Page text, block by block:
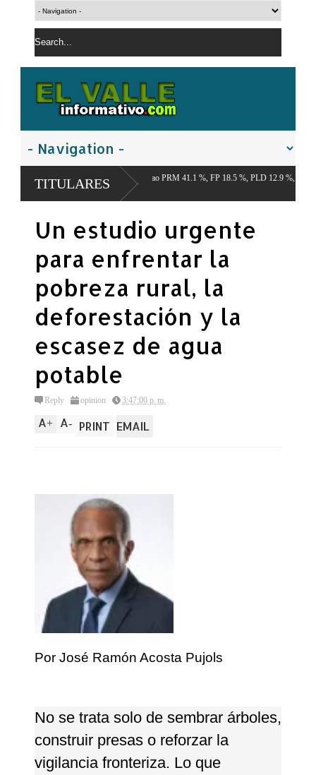
TITULARES
del Cibao PRM 41.1 %, FP 18.5 %, PLD 12.9 %,
Un estudio urgente
para enfrentar la
pobreza rural, la
deforestación y la
escasez de agua
potable
Reply opinion 3:47:00 p. m.
A+ A- PRINT EMAIL
Por José Ramón Acosta Pujols
No se trata solo de sembrar árboles,
construir presas o reforzar la
vigilancia fronteriza. Lo que